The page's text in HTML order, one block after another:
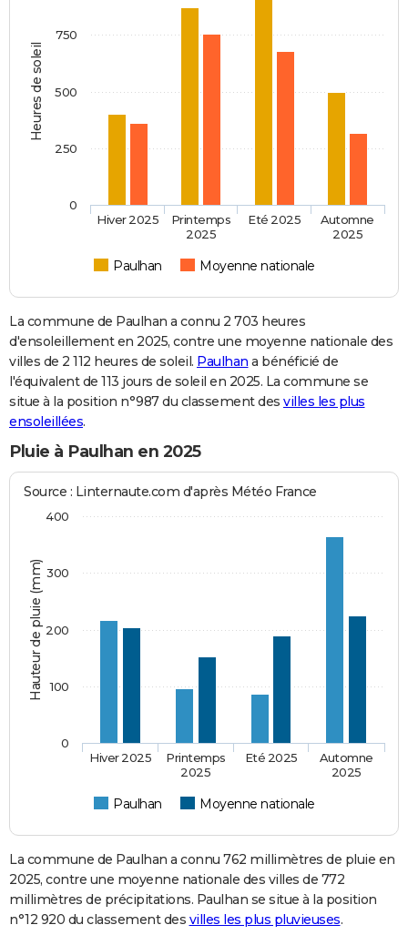
Heures de soleil
Paulhan Moyenne nationale
Hiver 2025
Printemps
2025
Eté 2025
Automne
2025
0
250
500
750
La commune de Paulhan a connu 2 703 heures
d'ensoleillement en 2025, contre une moyenne nationale des
villes de 2 112 heures de soleil. Paulhan a bénéficié de
l'équivalent de 113 jours de soleil en 2025. La commune se
situe à la position n°987 du classement des villes les plus
ensoleillées.
Pluie à Paulhan en 2025
Hauteur de pluie (mm)
Source : Linternaute.com d'après Météo France
Paulhan Moyenne nationale
Hiver 2025
Printemps
2025
Eté 2025
Automne
2025
0
100
200
300
400
La commune de Paulhan a connu 762 millimètres de pluie en
2025, contre une moyenne nationale des villes de 772
millimètres de précipitations. Paulhan se situe à la position
n°12 920 du classement des villes les plus pluvieuses.